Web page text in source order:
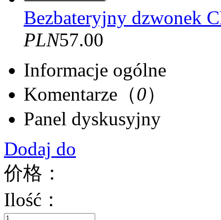
Bezbateryjny dzwonek
PLN57.00
Informacje ogólne
Komentarze（0）
Panel dyskusyjny
Dodaj do
价格：
Ilość：